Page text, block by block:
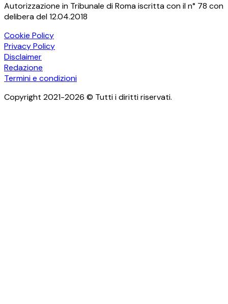
Autorizzazione in Tribunale di Roma iscritta con il n° 78 con
delibera del 12.04.2018
Cookie Policy
Privacy Policy
Disclaimer
Redazione
Termini e condizioni
Copyright 2021-2026 © Tutti i diritti riservati.